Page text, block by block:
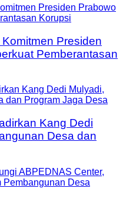
Presiden
Pemberantasan
Kang Dedi
Desa dan